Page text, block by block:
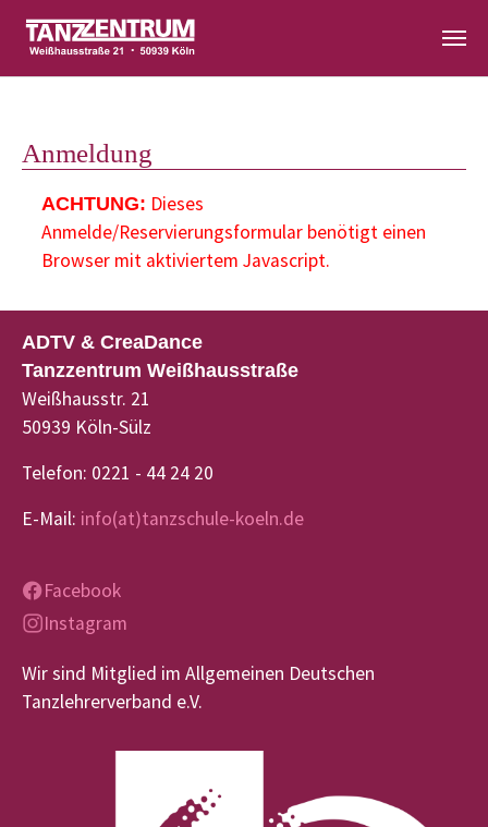
Anmeldung
ACHTUNG: Dieses
Anmelde/Reservierungsformular benötigt einen
Browser mit aktiviertem Javascript.
ADTV & CreaDance
Tanzzentrum Weißhausstraße
Weißhausstr. 21
50939 Köln-Sülz
Telefon: 0221 - 44 24 20
E-Mail: info(at)tanzschule-koeln.de
Facebook
Instagram
Wir sind Mitglied im Allgemeinen Deutschen
Tanzlehrerverband e.V.